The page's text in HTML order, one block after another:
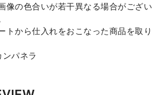
像の色合いが若干異なる場合がござい
トから仕入れをおこなった商品を取り
パネラ